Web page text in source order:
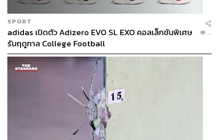
SPORT
adidas เปิดตัว Adizero EVO SL EXO คอลเล็กชันพิเศษ
รับฤดูกาล College Football
...